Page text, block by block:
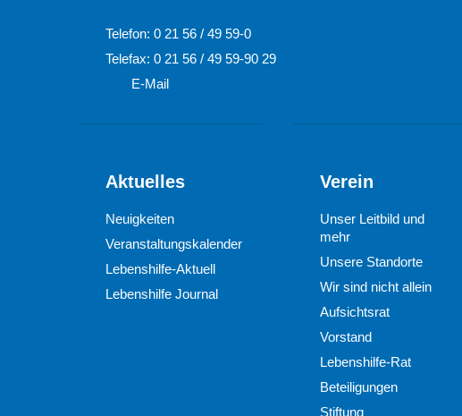
Telefon: 0 21 56 / 49 59-0
Telefax: 0 21 56 / 49 59-90 29
E-Mail
Aktuelles
Neuigkeiten
Veranstaltungskalender
Lebenshilfe-Aktuell
Lebenshilfe Journal
Verein
Unser Leitbild und
mehr
Unsere Standorte
Wir sind nicht allein
Aufsichtsrat
Vorstand
Lebenshilfe-Rat
Beteiligungen
Stiftung